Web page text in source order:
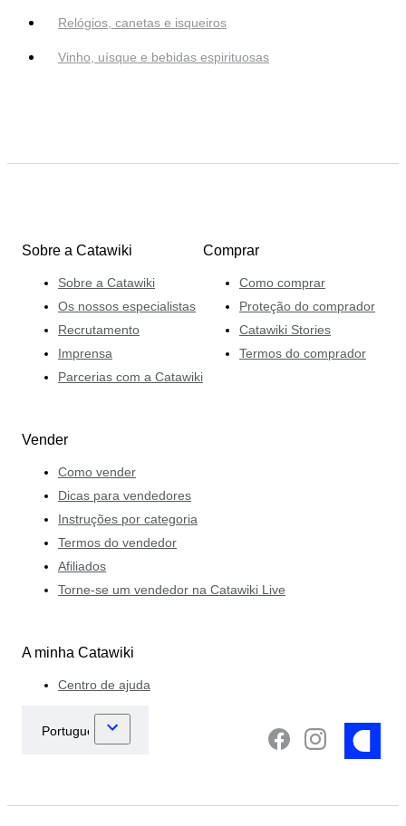
Relógios, canetas e isqueiros
Vinho, uísque e bebidas espirituosas
Sobre a Catawiki
Sobre a Catawiki
Os nossos especialistas
Recrutamento
Imprensa
Parcerias com a Catawiki
Comprar
Como comprar
Proteção do comprador
Catawiki Stories
Termos do comprador
Vender
Como vender
Dicas para vendedores
Instruções por categoria
Termos do vendedor
Afiliados
Torne-se um vendedor na Catawiki Live
A minha Catawiki
Centro de ajuda